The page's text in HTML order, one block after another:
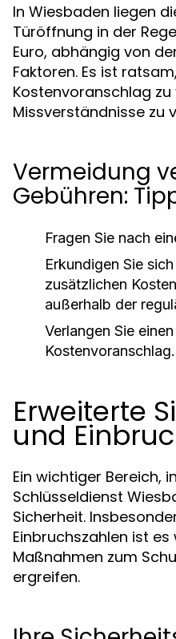
In Wiesbaden liegen
Türöffnung in der
Euro, abhängig von
Faktoren. Es ist
Kostenvoranschlag
Missverständnisse zu
Vermeidung
Gebühren:
Fragen Sie nach
Erkundigen Sie
zusätzlichen
außerhalb der
Verlangen Sie
Kostenvoranschlag.
Erweiterte
und
Ein wichtiger Bereich,
Schlüsseldienst
Sicherheit.
Einbruchszahlen ist
Maßnahmen zum
ergreifen.